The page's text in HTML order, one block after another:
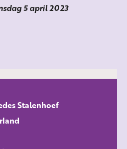
5 april 2023
Stalenhoef